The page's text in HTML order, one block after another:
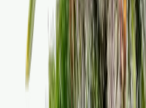
Seedbanks